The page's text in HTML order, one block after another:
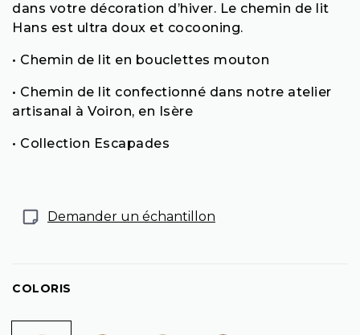
dans votre décoration d’hiver. Le chemin de lit
Hans est ultra doux et cocooning.
• Chemin de lit en bouclettes mouton
• Chemin de lit confectionné dans notre atelier
artisanal à Voiron, en Isère
• Collection Escapades
Demander un échantillon
COLORIS